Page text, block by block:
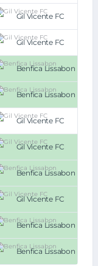
Gil Vicente FC
Gil Vicente FC
Benfica Lissabon
Benfica Lissabon
Gil Vicente FC
Gil Vicente FC
Benfica Lissabon
Gil Vicente FC
Benfica Lissabon
Benfica Lissabon